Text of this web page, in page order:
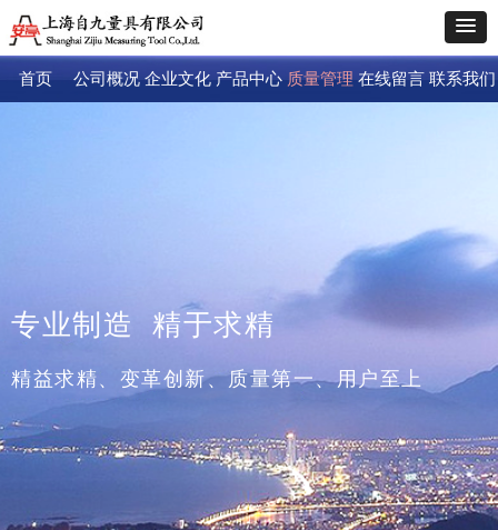
首页 公司概况 企业文化 产品中心 质量管理 在线留言 联系我们
专业制造 精于求精
精益求精、变革创新、质量第一、用户至上